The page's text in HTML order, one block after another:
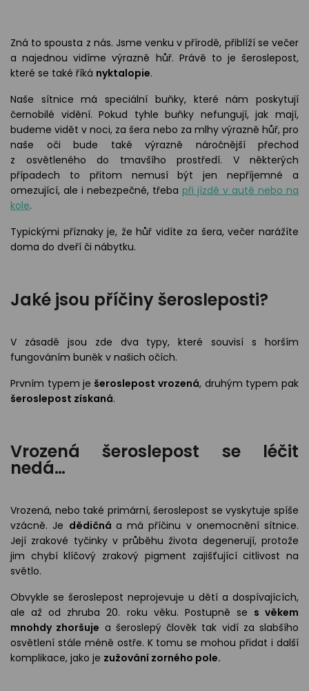
Zná to spousta z nás. Jsme venku v přírodě, přiblíží se večer
a najednou vidíme výrazně hůř. Právě to je šeroslepost,
které se také říká nyktalopie.
Naše sítnice má speciální buňky, které nám poskytují
černobilé vidění. Pokud tyhle buňky nefungují, jak mají,
budeme vidět v noci, za šera nebo za mlhy výrazně hůř, pro
naše oči bude také výrazně náročnější přechod
z osvětleného do tmavšího prostředí. V některých
případech to přitom nemusí být jen nepříjemné a
omezující, ale i nebezpečné, třeba při jízdě v autě nebo na
kole.
Typickými příznaky je, že hůř vidíte za šera, večer narážíte
doma do dveří či nábytku.
Jaké jsou příčiny šerosleposti?
V zásadě jsou zde dva typy, které souvisí s horším
fungováním buněk v našich očích.
Prvním typem je šeroslepost vrozená, druhým typem pak
šeroslepost získaná.
Vrozená šeroslepost se léčit
nedá…
Vrozená, nebo také primární, šeroslepost se vyskytuje spíše
vzácně. Je dědičná a má příčinu v onemocnění sítnice.
Její zrakové tyčinky v průběhu života degenerují, protože
jim chybí klíčový zrakový pigment zajišťující citlivost na
světlo.
Obvykle se šeroslepost neprojevuje u dětí a dospívajících,
ale až od zhruba 20. roku věku. Postupně se s věkem
mnohdy zhoršuje a šeroslepý člověk tak vidí za slabšího
osvětlení stále méně ostře. K tomu se mohou přidat i další
komplikace, jako je zužování zorného pole.